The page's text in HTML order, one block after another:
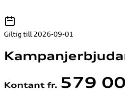
Giltig till 2026-09-01
Kontant fr. 579